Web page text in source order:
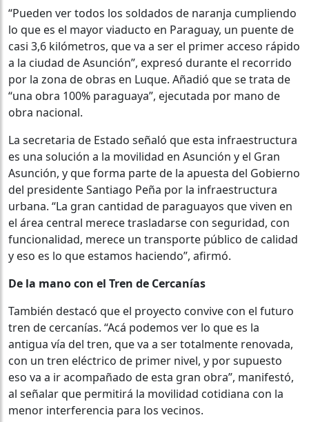
“Pueden ver todos los soldados de naranja cumpliendo
lo que es el mayor viaducto en Paraguay, un puente de
casi 3,6 kilómetros, que va a ser el primer acceso rápido
a la ciudad de Asunción”, expresó durante el recorrido
por la zona de obras en Luque. Añadió que se trata de
“una obra 100% paraguaya”, ejecutada por mano de
obra nacional.
La secretaria de Estado señaló que esta infraestructura
es una solución a la movilidad en Asunción y el Gran
Asunción, y que forma parte de la apuesta del Gobierno
del presidente Santiago Peña por la infraestructura
urbana. “La gran cantidad de paraguayos que viven en
el área central merece trasladarse con seguridad, con
funcionalidad, merece un transporte público de calidad
y eso es lo que estamos haciendo”, afirmó.
De la mano con el Tren de Cercanías
También destacó que el proyecto convive con el futuro
tren de cercanías. “Acá podemos ver lo que es la
antigua vía del tren, que va a ser totalmente renovada,
con un tren eléctrico de primer nivel, y por supuesto
eso va a ir acompañado de esta gran obra”, manifestó,
al señalar que permitirá la movilidad cotidiana con la
menor interferencia para los vecinos.